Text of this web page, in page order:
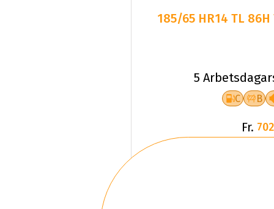
185/65 HR14 TL 86H
5
C B
Fr.